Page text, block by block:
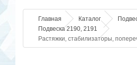
Главная Каталог
Подвеска 2190, 2191
Растяжки, стабилизаторы,